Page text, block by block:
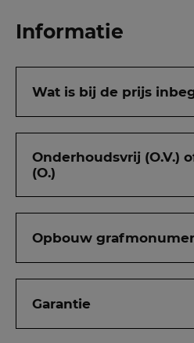
Informatie
Wat is bij de prijs
Onderhoudsvrij (O.V.)
(O.)
Opbouw
Garantie